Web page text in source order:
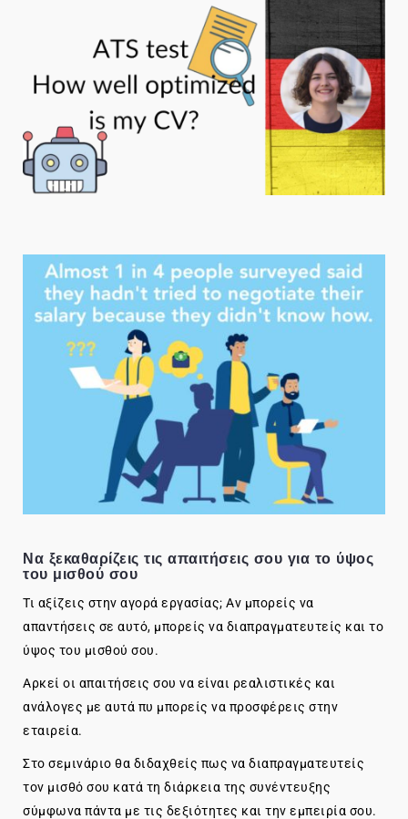
Να ξεκαθαρίζεις τις απαιτήσεις σου για το ύψος
του μισθού σου
Τι αξίζεις στην αγορά εργασίας; Αν μπορείς να
απαντήσεις σε αυτό, μπορείς να διαπραγματευτείς και το
ύψος του μισθού σου.
Αρκεί οι απαιτήσεις σου να είναι ρεαλιστικές και
ανάλογες με αυτά πυ μπορείς να προσφέρεις στην
εταιρεία.
Στο σεμινάριο θα διδαχθείς πως να διαπραγματευτείς
τον μισθό σου κατά τη διάρκεια της συνέντευξης
σύμφωνα πάντα με τις δεξιότητες και την εμπειρία σου.